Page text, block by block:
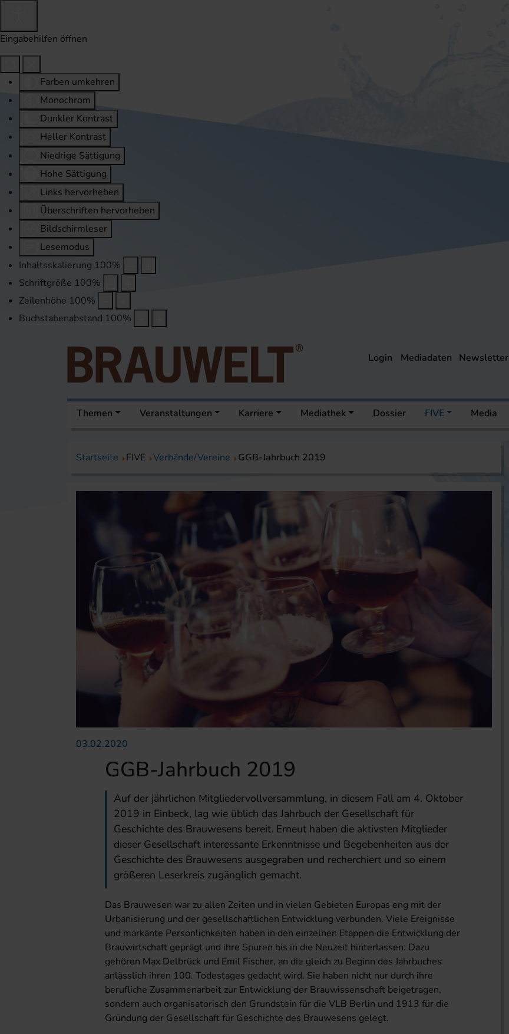
Eingabehilfen öffnen
Farben umkehren
Monochrom
Dunkler Kontrast
Heller Kontrast
Niedrige Sättigung
Hohe Sättigung
Links hervorheben
Überschriften hervorheben
Bildschirmleser
Lesemodus
Inhaltsskalierung 100%
Schriftgröße 100%
Zeilenhöhe 100%
Buchstabenabstand 100%
Login Mediadaten Newsletter
Themen Veranstaltungen Karriere Mediathek Dossier FIVE Media
Startseite FIVE Verbände/Vereine GGB-Jahrbuch 2019
03.02.2020
GGB-Jahrbuch 2019
Auf der jährlichen Mitgliedervollversammlung, in diesem Fall am 4. Oktober
2019 in Einbeck, lag wie üblich das Jahrbuch der Gesellschaft für
Geschichte des Brauwesens bereit. Erneut haben die aktivsten Mitglieder
dieser Gesellschaft interessante Erkenntnisse und Begebenheiten aus der
Geschichte des Brauwesens ausgegraben und recherchiert und so einem
größeren Leserkreis zugänglich gemacht.
Das Brauwesen war zu allen Zeiten und in vielen Gebieten Europas eng mit der
Urbanisierung und der gesellschaftlichen Entwicklung verbunden. Viele Ereignisse
und markante Persönlichkeiten haben in den einzelnen Etappen die Entwicklung der
Brauwirtschaft geprägt und ihre Spuren bis in die Neuzeit hinterlassen. Dazu
gehören Max Delbrück und Emil Fischer, an die gleich zu Beginn des Jahrbuches
anlässlich ihren 100. Todestages gedacht wird. Sie haben nicht nur durch ihre
berufliche Zusammenarbeit zur Entwicklung der Brauwissenschaft beigetragen,
sondern auch organisatorisch den Grundstein für die VLB Berlin und 1913 für die
Gründung der Gesellschaft für Geschichte des Brauwesens gelegt.